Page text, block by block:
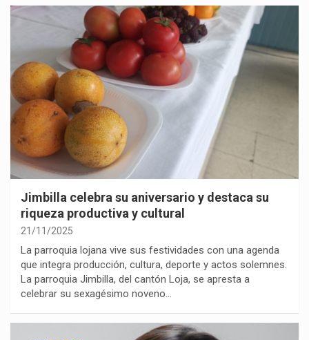
Jimbilla celebra su aniversario y destaca su
riqueza productiva y cultural
21/11/2025
La parroquia lojana vive sus festividades con una agenda
que integra producción, cultura, deporte y actos solemnes.
La parroquia Jimbilla, del cantón Loja, se apresta a
celebrar su sexagésimo noveno…